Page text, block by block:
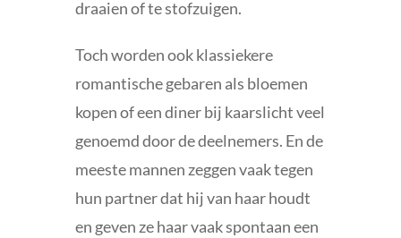
draaien of te stofzuigen.
Toch worden ook klassiekere
romantische gebaren als bloemen
kopen of een diner bij kaarslicht veel
genoemd door de deelnemers. En de
meeste mannen zeggen vaak tegen
hun partner dat hij van haar houdt
en geven ze haar vaak spontaan een